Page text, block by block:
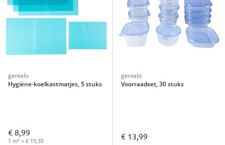
genialo
Hygiëne-koelkastmatjes, 5 stuks
€ 8,99
1 m² = € 15,35
genialo
Voorraadset, 30 stuks
€ 13,99